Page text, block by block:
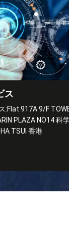
ス
:Flat 917A 9/F
PLAZA NO14 科
TSUI 香港